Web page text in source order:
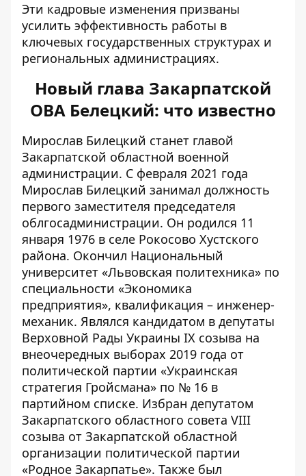
Эти кадровые изменения призваны
усилить эффективность работы в
ключевых государственных структурах и
региональных администрациях.
Новый глава Закарпатской
ОВА Белецкий: что известно
Мирослав Билецкий станет главой
Закарпатской областной военной
администрации. С февраля 2021 года
Мирослав Билецкий занимал должность
первого заместителя председателя
облгосадминистрации. Он родился 11
января 1976 в селе Рокосово Хустского
района. Окончил Национальный
университет «Львовская политехника» по
специальности «Экономика
предприятия», квалификация – инженер-
механик. Являлся кандидатом в депутаты
Верховной Рады Украины IX созыва на
внеочередных выборах 2019 года от
политической партии «Украинская
стратегия Гройсмана» по № 16 в
партийном списке. Избран депутатом
Закарпатского областного совета VIII
созыва от Закарпатской областной
организации политической партии
«Родное Закарпатье». Также был